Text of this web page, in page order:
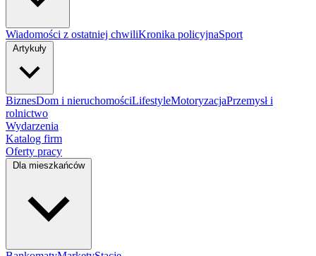
Wiadomości z ostatniej chwiliKronika policyjnaSport
Artykuły
BiznesDom i nieruchomościLifestyleMotoryzacjaPrzemysł i
rolnictwo
Wydarzenia
Katalog firm
Oferty pracy
Dla mieszkańców